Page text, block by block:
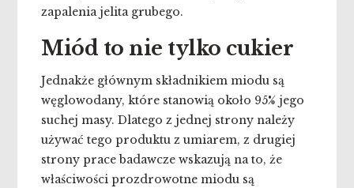
zapalenia jelita grubego.
Miód to nie tylko cukier
Jednakże głównym składnikiem miodu są
węglowodany, które stanowią około 95% jego
suchej masy. Dlatego z jednej strony należy
używać tego produktu z umiarem, z drugiej
strony prace badawcze wskazują na to, że
właściwości prozdrowotne miodu są